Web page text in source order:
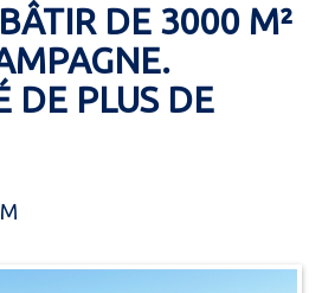
DE 3000 M²
DE PLUS DE